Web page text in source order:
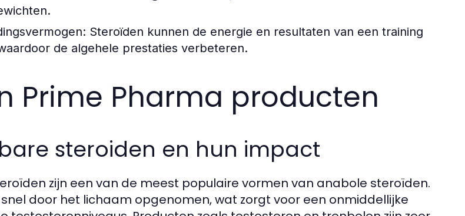
Steroïden kunnen de energie en resultaten van een training
de algehele prestaties verbeteren.
Prime Pharma producten
steroiden en hun impact
zijn een van de meest populaire vormen van anabole steroïden.
door het lichaam opgenomen, wat zorgt voor een onmiddellijke